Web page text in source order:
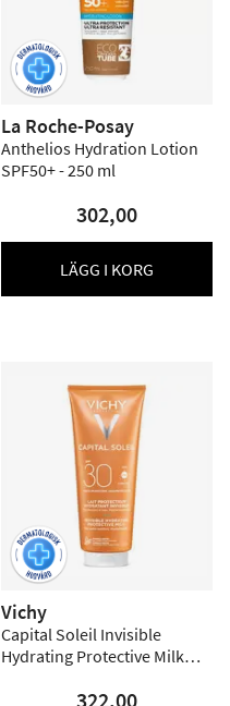
La Roche-Posay
Anthelios Hydration Lotion
SPF50+ - 250 ml
302,00
LÄGG I KORG
Vichy
Capital Soleil Invisible
Hydrating Protective Milk
322,00